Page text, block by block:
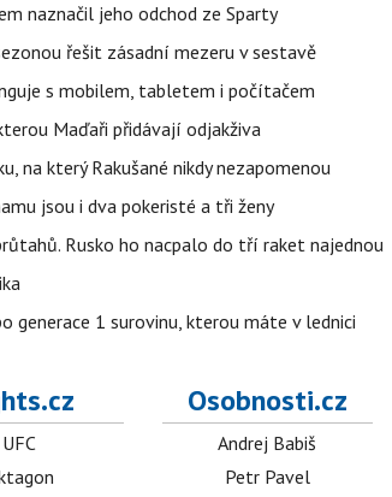
naznačil jeho odchod ze Sparty
řešit zásadní mezeru v sestavě
s mobilem, tabletem i počítačem
Maďaři přidávají odjakživa
na který Rakušané nikdy nezapomenou
jsou i dva pokeristé a tři ženy
Rusko ho nacpalo do tří raket najednou
generace 1 surovinu, kterou máte v lednici
UFC
Osobnosti.cz
Andrej Babiš
Petr Pavel